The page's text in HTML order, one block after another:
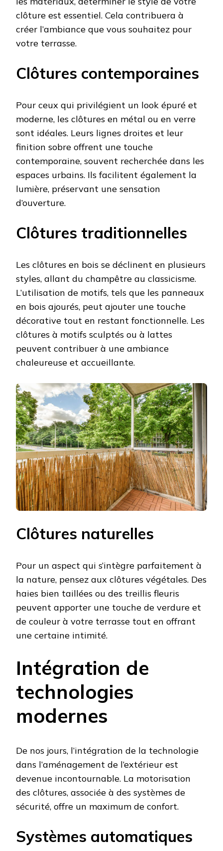
clôture est essentiel. Cela contribuera à
créer l’ambiance que vous souhaitez pour
votre terrasse.
Clôtures contemporaines
Pour ceux qui privilégient un look épuré et
moderne, les clôtures en métal ou en verre
sont idéales. Leurs lignes droites et leur
finition sobre offrent une touche
contemporaine, souvent recherchée dans les
espaces urbains. Ils facilitent également la
lumière, préservant une sensation
d’ouverture.
Clôtures traditionnelles
Les clôtures en bois se déclinent en plusieurs
styles, allant du champêtre au classicisme.
L’utilisation de motifs, tels que les panneaux
en bois ajourés, peut ajouter une touche
décorative tout en restant fonctionnelle. Les
clôtures à motifs sculptés ou à lattes
peuvent contribuer à une ambiance
chaleureuse et accueillante.
Clôtures naturelles
Pour un aspect qui s’intègre parfaitement à
la nature, pensez aux clôtures végétales. Des
haies bien taillées ou des treillis fleuris
peuvent apporter une touche de verdure et
de couleur à votre terrasse tout en offrant
une certaine intimité.
Intégration de
technologies
modernes
De nos jours, l’intégration de la technologie
dans l’aménagement de l’extérieur est
devenue incontournable. La motorisation
des clôtures, associée à des systèmes de
sécurité, offre un maximum de confort.
Systèmes automatiques